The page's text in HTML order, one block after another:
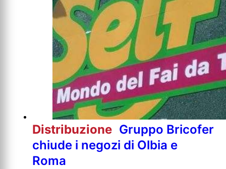
Distribuzione Gruppo Bricofer
chiude i negozi di Olbia e
Roma